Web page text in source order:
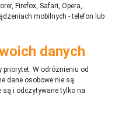
Firefox, Safari, Opera,
mobilnych - telefon lub
danych
W odróżnieniu od
dane osobowe nie są
są i odczytywane tylko na